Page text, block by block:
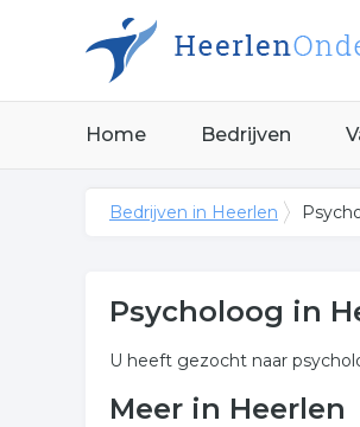
Home Bedrijven
Bedrijven in Heerlen
Psycholoog in
U heeft gezocht naar
Meer in Heerlen